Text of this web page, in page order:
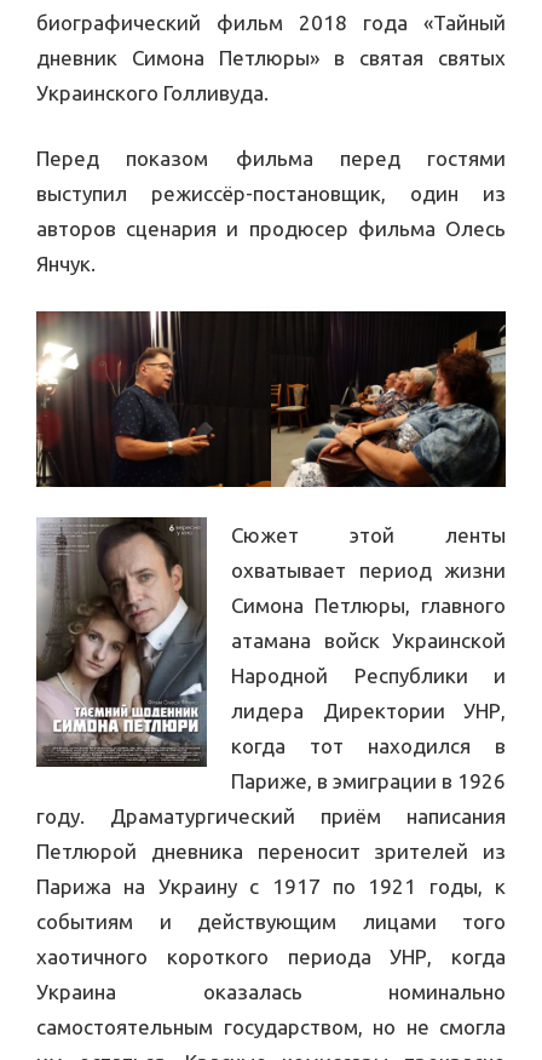
биографический фильм 2018 года «Тайный
дневник Симона Петлюры» в святая святых
Украинского Голливуда.
Перед показом фильма перед гостями
выступил режиссёр-постановщик, один из
авторов сценария и продюсер фильма Олесь
Янчук.
Сюжет этой ленты
охватывает период жизни
Симона Петлюры, главного
атамана войск Украинской
Народной Республики и
лидера Директории УНР,
когда тот находился в
Париже, в эмиграции в 1926
году. Драматургический приём написания
Петлюрой дневника переносит зрителей из
Парижа на Украину с 1917 по 1921 годы, к
событиям и действующим лицами того
хаотичного короткого периода УНР, когда
Украина оказалась номинально
самостоятельным государством, но не смогла